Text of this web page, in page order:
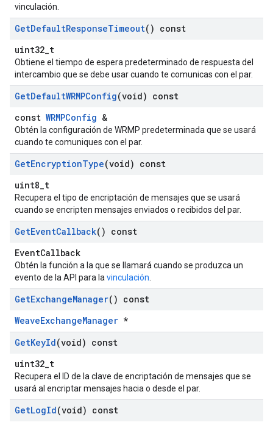
vinculación.
GetDefaultResponseTimeout() const
uint32_t
Obtiene el tiempo de espera predeterminado de respuesta del
intercambio que se debe usar cuando te comunicas con el par.
GetDefaultWRMPConfig(void) const
const WRMPConfig &
Obtén la configuración de WRMP predeterminada que se usará
cuando te comuniques con el par.
GetEncryptionType(void) const
uint8_t
Recupera el tipo de encriptación de mensajes que se usará
cuando se encripten mensajes enviados o recibidos del par.
GetEventCallback() const
EventCallback
Obtén la función a la que se llamará cuando se produzca un
evento de la API para la vinculación
GetExchangeManager() const
WeaveExchangeManager *
GetKeyId(void) const
uint32_t
Recupera el ID de la clave de encriptación de mensajes que se
usará al encriptar mensajes hacia o desde el par.
GetLogId(void) const